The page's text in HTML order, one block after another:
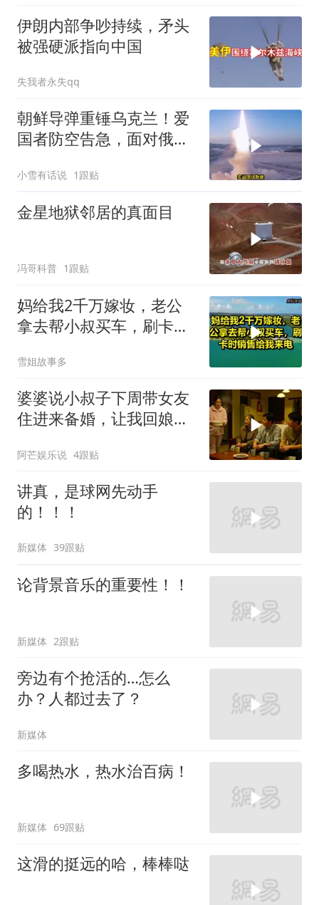
伊朗内部争吵持续，矛头
被强硬派指向中国
失我者永失qq
朝鲜导弹重锤乌克兰！爱
国者防空告急，面对俄朝
绝望？
小雪有话说 1跟贴
金星地狱邻居的真面目
冯哥科普 1跟贴
妈给我2千万嫁妆，老公
拿去帮小叔买车，刷卡时
雪姐故事多
婆婆说小叔子下周带女友
住进来备婚，让我回娘家
阿芒娱乐说 4跟贴
讲真，是球网先动手
的！！！
新媒体 39跟贴
论背景音乐的重要性！！
新媒体 2跟贴
旁边有个抢活的…怎么
办？人都过去了？
新媒体
多喝热水，热水治百病！
新媒体 69跟贴
这滑的挺远的哈，棒棒哒